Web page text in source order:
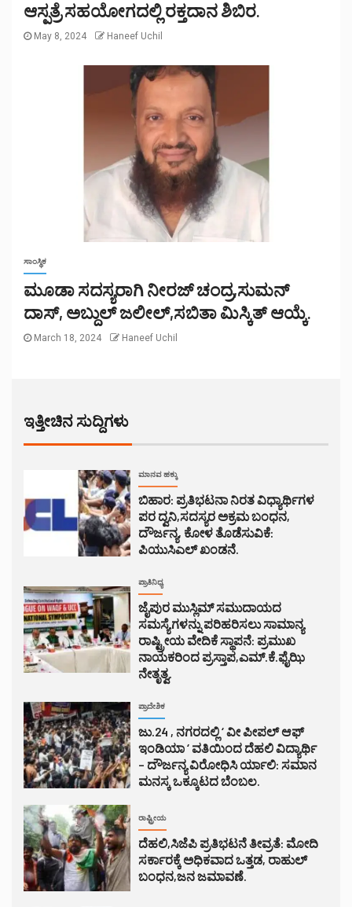
ಆಸ್ಪತ್ರೆ ಸಹಯೋಗದಲ್ಲಿ ರಕ್ತದಾನ ಶಿಬಿರ.
May 8, 2024 Haneef Uchil
ಸಾಂಸ್ಥಿಕ
ಮೂಡಾ ಸದಸ್ಯರಾಗಿ ನೀರಜ್ ಚಂದ್ರ,ಸುಮನ್
ದಾಸ್, ಅಬ್ದುಲ್ ಜಲೀಲ್,ಸಬಿತಾ ಮಿಸ್ಕಿತ್ ಆಯ್ಕೆ.
March 18, 2024 Haneef Uchil
ಇತ್ತೀಚಿನ ಸುದ್ದಿಗಳು
ಮಾನವ ಹಕ್ಕು
ಬಿಹಾರ: ಪ್ರತಿಭಟನಾ ನಿರತ ವಿಧ್ಯಾರ್ಥಿಗಳ
ಪರ ದ್ವನಿ,ಸದಸ್ಯರ ಅಕ್ರಮ ಬಂಧನ,
ದೌರ್ಜನ್ಯ, ಕೋಳ ತೊಡೆಸುವಿಕೆ:
ಪಿಯುಸಿಎಲ್ ಖಂಡನೆ.
ಪ್ರಾತಿನಿಧ್ಯ
ಜೈಪುರ ಮುಸ್ಲಿಮ್ ಸಮುದಾಯದ
ಸಮಸ್ಯೆಗಳನ್ನು ಪರಿಹರಿಸಲು ಸಾಮಾನ್ಯ
ರಾಷ್ಟ್ರೀಯ ವೇದಿಕೆ ಸ್ಥಾಪನೆ: ಪ್ರಮುಖ
ನಾಯಕರಿಂದ ಪ್ರಸ್ತಾಪ,ಎಮ್.ಕೆ.ಫೈಝಿ
ನೇತೃತ್ವ.
ಪ್ರಾದೇಶಿಕ
ಜು.24 , ನಗರದಲ್ಲಿ ‘ ವೀ ಪೀಪಲ್ ಆಫ್
ಇಂಡಿಯಾ ‘ ವತಿಯಿಂದ ದೆಹಲಿ ವಿದ್ಯಾರ್ಥಿ
– ದೌರ್ಜನ್ಯ ವಿರೋಧಿಸಿ ರ್ಯಾಲಿ: ಸಮಾನ
ಮನಸ್ಕ ಒಕ್ಕೂಟದ ಬೆಂಬಲ.
ರಾಷ್ಟ್ರೀಯ
ದೆಹಲಿ,ಸಿಜೆಪಿ ಪ್ರತಿಭಟನೆ ತೀವ್ರತೆ: ಮೋದಿ
ಸರ್ಕಾರಕ್ಕೆ ಅಧಿಕವಾದ ಒತ್ತಡ, ರಾಹುಲ್
ಬಂಧನ,ಜನ ಜಮಾವಣೆ.